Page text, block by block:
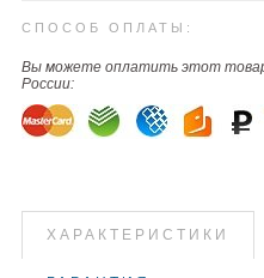
СПОСОБ ОПЛАТЫ:
Вы можете оплатить этот
России:
ХАРАКТЕРИСТИКИ